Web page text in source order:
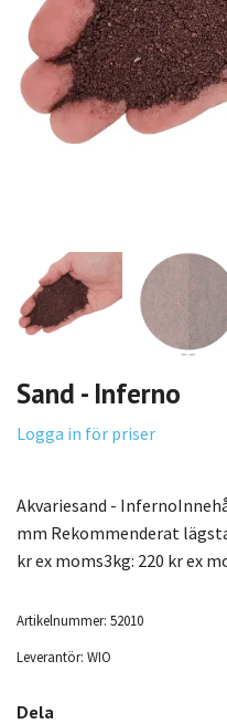
Sand - Inferno
Logga in för priser
Akvariesand -
mm Rekommenderat
kr ex moms3kg: 220 kr ex
Artikelnummer: 52010
Leverantör: WIO
Dela